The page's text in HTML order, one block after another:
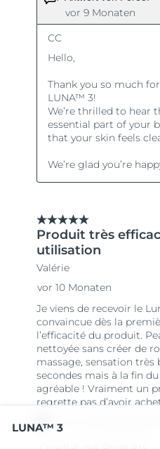
LUNA™ 3